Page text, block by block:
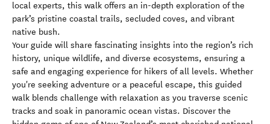
local experts, this walk offers an in-depth exploration of the
park’s pristine coastal trails, secluded coves, and vibrant
native bush.
Your guide will share fascinating insights into the region’s rich
history, unique wildlife, and diverse ecosystems, ensuring a
safe and engaging experience for hikers of all levels. Whether
you're seeking adventure or a peaceful escape, this guided
walk blends challenge with relaxation as you traverse scenic
tracks and soak in panoramic ocean vistas. Discover the